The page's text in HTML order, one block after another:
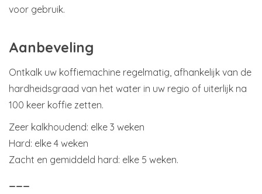
voor gebruik.
Aanbeveling
Ontkalk uw koffiemachine regelmatig, afhankelijk van de
hardheidsgraad van het water in uw regio of uiterlijk na
100 keer koffie zetten.
Zeer kalkhoudend: elke 3 weken
Hard: elke 4 weken
Zacht en gemiddeld hard: elke 5 weken.